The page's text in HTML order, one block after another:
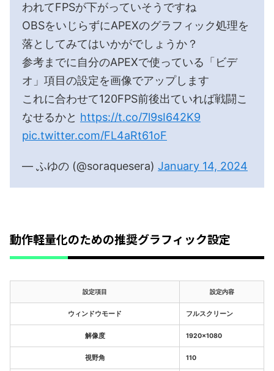
われてFPSが下がっていそうですね
OBSをいじらずにAPEXのグラフィック処理を
落としてみてはいかがでしょうか？
参考までに自分のAPEXで使っている「ビデ
オ」項目の設定を画像でアップします
これに合わせて120FPS前後出ていれば戦闘こ
なせるかと https://t.co/7l9sI642K9
pic.twitter.com/FL4aRt61oF
— ふゆの (@soraquesera) January 14, 2024
動作軽量化のための推奨グラフィック設定
設定項目 設定内容
ウィンドウモード フルスクリーン
解像度 1920×1080
視野角 110